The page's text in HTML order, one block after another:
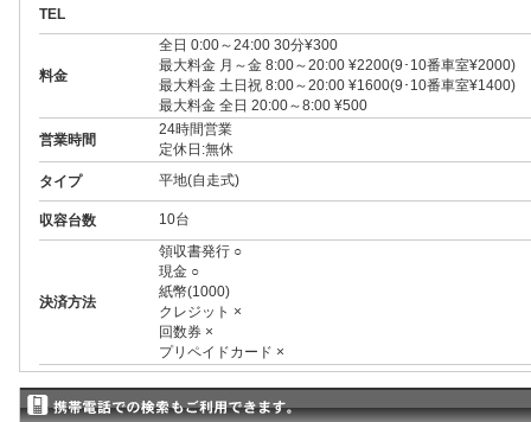
TEL
料金
全日 0:00～24:00 30分¥300
最大料金 月～金 8:00～20:00 ¥2200(9･10番車室¥2000)
最大料金 土日祝 8:00～20:00 ¥1600(9･10番車室¥1400)
最大料金 全日 20:00～8:00 ¥500
営業時間
24時間営業
定休日:無休
タイプ
平地(自走式)
収容台数 10台
決済方法
領収書発行 ○
現金 ○
紙幣(1000)
クレジット ×
回数券 ×
プリペイドカード ×
制限事項
3ナンバー ○
RV ○
1BOX ○